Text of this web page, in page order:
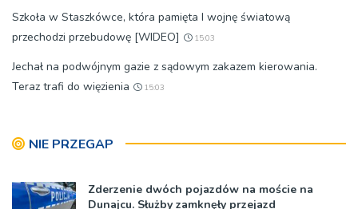
Szkoła w Staszkówce, która pamięta I wojnę światową
przechodzi przebudowę [WIDEO]
15:03
Jechał na podwójnym gazie z sądowym zakazem kierowania.
Teraz trafi do więzienia
15:03
NIE PRZEGAP
Zderzenie dwóch pojazdów na moście na
Dunajcu. Służby zamknęły przejazd